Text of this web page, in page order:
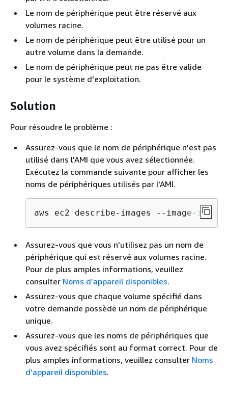
Le nom de périphérique peut être réservé aux
volumes racine.
Le nom de périphérique peut être utilisé pour un
autre volume dans la demande.
Le nom de périphérique peut ne pas être valide
pour le système d'exploitation.
Solution
Pour résoudre le problème :
Assurez-vous que le nom de périphérique n'est pas
utilisé dans l'AMI que vous avez sélectionnée.
Exécutez la commande suivante pour afficher les
noms de périphériques utilisés par l'AMI.
aws ec2 describe-images --image-id
Assurez-vous que vous n'utilisez pas un nom de
périphérique qui est réservé aux volumes racine.
Pour de plus amples informations, veuillez
consulter Noms d’appareil disponibles.
Assurez-vous que chaque volume spécifié dans
votre demande possède un nom de périphérique
unique.
Assurez-vous que les noms de périphériques que
vous avez spécifiés sont au format correct. Pour de
plus amples informations, veuillez consulter Noms
d’appareil disponibles.